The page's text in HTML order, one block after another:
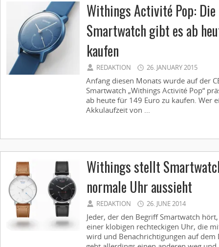
Withings Activité Pop: Die
Smartwatch gibt es ab
kaufen
REDAKTION 26. JANUARY 2015
Anfang diesen Monats wurde auf der
Smartwatch „Withings Activité Pop“
ab heute für 149 Euro zu kaufen. Wer
Akkulaufzeit von ...
Withings stellt
normale Uhr aussieht
REDAKTION 26. JUNE 2014
Jeder, der den Begriff Smartwatch
einer klobigen rechteckigen Uhr, die
wird und Benachrichtigungen auf dem